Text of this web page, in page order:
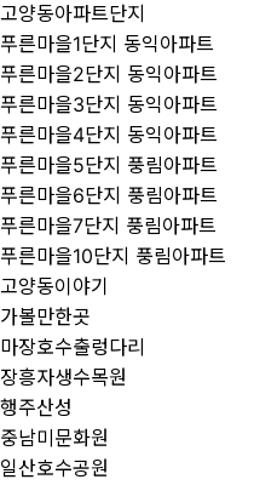
고양동아파트단지
푸른마을1단지 동익아파트
푸른마을2단지 동익아파트
푸른마을3단지 동익아파트
푸른마을4단지 동익아파트
푸른마을5단지 풍림아파트
푸른마을6단지 풍림아파트
푸른마을7단지 풍림아파트
푸른마을10단지 풍림아파트
고양동이야기
가볼만한곳
마장호수출렁다리
장흥자생수목원
행주산성
중남미문화원
일산호수공원